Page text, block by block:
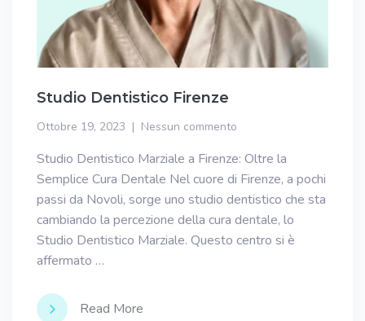
Studio Dentistico Firenze
Ottobre 19, 2023 Nessun commento
Studio Dentistico Marziale a Firenze: Oltre la
Semplice Cura Dentale Nel cuore di Firenze, a pochi
passi da Novoli, sorge uno studio dentistico che sta
cambiando la percezione della cura dentale, lo
Studio Dentistico Marziale. Questo centro si è
affermato …
Read More